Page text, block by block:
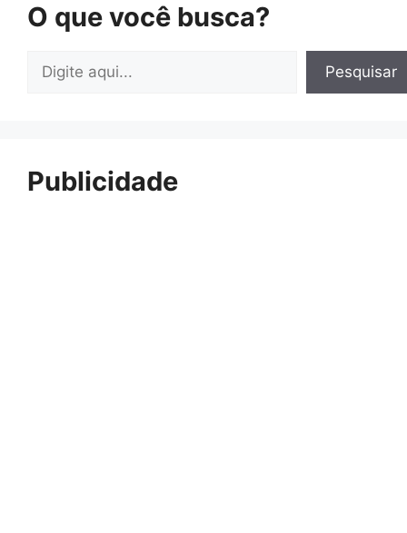
O que você busca?
Pesquisar
Pesquisar
Publicidade